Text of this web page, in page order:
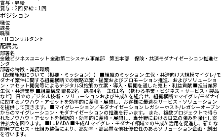
賞与・昇給
賞与：2回 昇給：1回
ポジション
職位
課長
職種
・ITコンサルタント
配属先
部署名
金融ビジネスユニット 金融第二システム事業部 第五本部 保険・共済モダナイゼーション推進セ
ンタ
部署の特徴・業務環境
【配属組織について（概要・ミッション）】 ■組織のミッション 生保・共済向け大規模マイグレ/モ
ダナイ案件に関する組織横断での戦略立案・提案およびプロモーション推進、およびソリューショ
ン・アセット開発等によるデジタルSI施策の立案・導入・展開を通した売上・利益貢献 ■担当業界
生保・共済業界 ■組織構成 部長2名 課長4名 主任1名 【携わる事業・ビジネス・サービス・製品
など】 日立のデジタル技術・ソリューションおよび生成AIを組合せ、組織横断でマイグレ/モダナイ
に関するノウハウ・アセットを効率的に蓄積・展開し、お客様に最適なサービス・ソリューション
を提供して頂きます。 ■マイグレーション／モダナイゼーション レガシーホスト/レガシーオープン
からのマイグレーション・モダナイゼーションの推進を行います。 また、複数プロジェクトで得ら
れたノウハウ・アセットを横断的・効率的に蓄積・展開し、当分野における日立の強みを強化し案
件拡大を図ります。 ■LUMADA ■生成AI マイグレ・モダナイ領域での生成AI活用を促進し、新たな
開発プロセス・仕組み整備により、高効率・高品質な他社優位性のあるソリューション企画・創出
を行います。